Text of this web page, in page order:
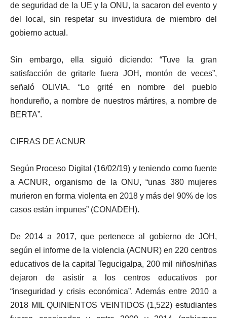
de seguridad de la UE y la ONU, la sacaron del evento y
del local, sin respetar su investidura de miembro del
gobierno actual.
Sin embargo, ella siguió diciendo: “Tuve la gran
satisfacción de gritarle fuera JOH, montón de veces”,
señaló OLIVIA. “Lo grité en nombre del pueblo
hondureño, a nombre de nuestros mártires, a nombre de
BERTA”.
CIFRAS DE ACNUR
Según Proceso Digital (16/02/19) y teniendo como fuente
a ACNUR, organismo de la ONU, “unas 380 mujeres
murieron en forma violenta en 2018 y más del 90% de los
casos están impunes” (CONADEH).
De 2014 a 2017, que pertenece al gobierno de JOH,
según el informe de la violencia (ACNUR) en 220 centros
educativos de la capital Tegucigalpa, 200 mil niños/niñas
dejaron de asistir a los centros educativos por
“inseguridad y crisis económica”. Además entre 2010 a
2018 MIL QUINIENTOS VEINTIDOS (1,522) estudiantes